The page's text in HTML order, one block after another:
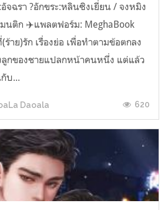
จฉรา ?อักขระ:หลินซิงเยี่ยน / จงหมิง
นติก ✈️แพลตฟอร์ม: MeghaBook
ร้าย)รัก เรื่องย่อ เพื่อทำตามข้อตกลง
ลูกของชายแปลกหน้าคนหนึ่ง แต่แล้ว
บ...
Daoala 620